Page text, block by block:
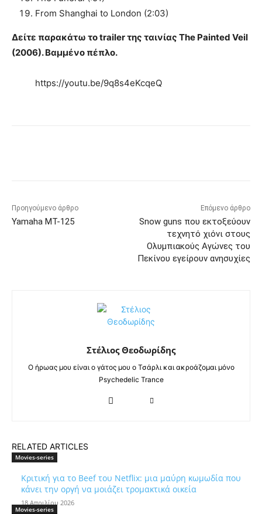
From Shanghai to London (2:03)
Δείτε παρακάτω το trailer της ταινίας The Painted Veil
(2006). Βαμμένο πέπλο.
https://youtu.be/9q8s4eKcqeQ
Προηγούμενο άρθρο
Yamaha MT-125
Επόμενο άρθρο
Snow guns που εκτοξεύουν
τεχνητό χιόνι στους
Ολυμπιακούς Αγώνες του
Πεκίνου εγείρουν ανησυχίες
Στέλιος Θεοδωρίδης
Ο ήρωας μου είναι ο γάτος μου ο Τσάρλι και ακροάζομαι μόνο
Psychedelic Trance
RELATED ARTICLES
Movies-series
Κριτική για το Beef του Netflix: μια μαύρη κωμωδία που
κάνει την οργή να μοιάζει τρομακτικά οικεία
18 Απριλίου 2026
Movies-series